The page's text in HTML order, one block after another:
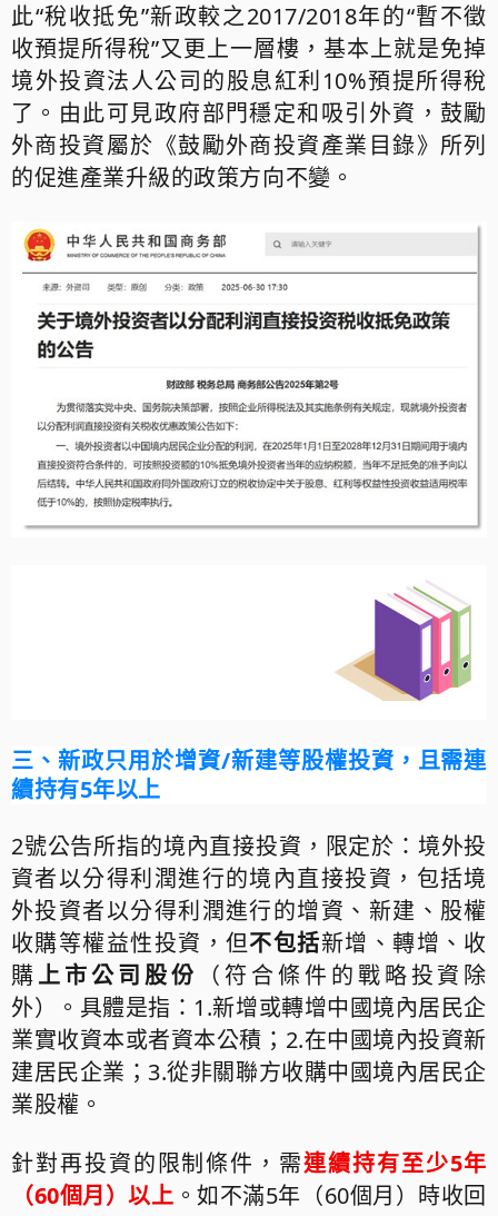
此“稅收抵免”新政較之2017/2018年的“暫不徵
收預提所得稅”又更上一層樓，基本上就是免掉
境外投資法人公司的股息紅利 10%預提所得稅
了。由此可見政府部門穩定和吸引外資，鼓勵
外商投資屬於《鼓勵外商投資產業目錄》所列
的促進產業升級的政策方向不變。
三、 新政只用於增資/新建等股權投資，且需連
續持有5年以上
2號公告所指的境內直接投資，限定於：境外投
資者以分得利潤進行的境內直接投資，包括境
外投資者以分得利潤進行的增資、新建、股權
收購等權益性投資，但不包括新增、轉增、收
購上市公司股份
（符合條件的戰略投資除
外）。具體是指： 1.新增或轉增中國境內居民企
業實收資本或者資本公積； 2.在中國境內投資新
建居民企業； 3.從非關聯方收購中國境內居民企
業股權。
針對再投資的限制條件，需連續持有至少5年
（60個月）以上 。如不滿5年（60個月）時收回